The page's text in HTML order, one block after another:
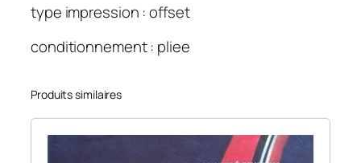
type impression : offset
conditionnement : pliee
Produits similaires